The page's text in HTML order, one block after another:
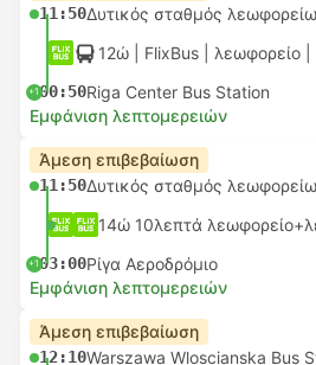
11:50
12ώ | FlixBus λεωφορείο
+100:50Riga Center Bus Station
Εμφάνιση λεπτομερειών
Άμεση επιβεβαίωση
11:50
+103:00Ρίγα Αεροδρόμιο
Εμφάνιση λεπτομερειών
Άμεση επιβεβαίωση
12:10